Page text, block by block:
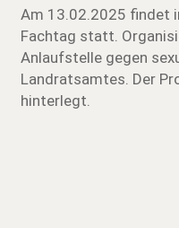
Am 13.02.2025 findet
Fachtag statt.
Anlaufstelle gegen
Landratsamtes. Der
hinterlegt.